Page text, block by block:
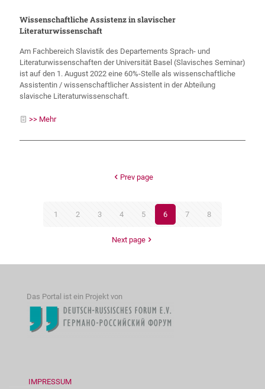
Wissenschaftliche Assistenz in slavischer
Literaturwissenschaft
Am Fachbereich Slavistik des Departements Sprach- und
Literaturwissenschaften der Universität Basel (Slavisches Seminar)
ist auf den 1. August 2022 eine 60%-Stelle als wissenschaftliche
Assistentin / wissenschaftlicher Assistent in der Abteilung
slavische Literaturwissenschaft.
>> Mehr
Prev page
1 2 3 4 5 6 7 8
Next page
Das Portal ist ein Projekt von
IMPRESSUM